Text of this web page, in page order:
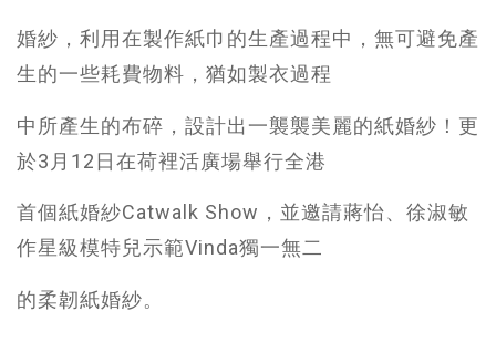
婚紗，利用在製作紙巾的生產過程中，無可避免產
生的一些耗費物料，猶如製衣過程
中所產生的布碎，設計出一襲襲美麗的紙婚紗！更
於3月12日在荷裡活廣場舉行全港
首個紙婚紗Catwalk Show，並邀請蔣怡、徐淑敏
作星級模特兒示範Vinda獨一無二
的柔韌紙婚紗。